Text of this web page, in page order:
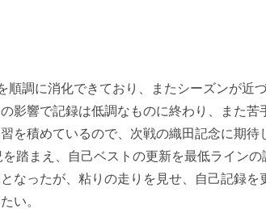
順調に消化できており、またシーズンが近
影響で記録は低調なものに終わり、また
を積めているので、次戦の織田記念に期待
踏まえ、自己ベストの更新を最低ラインの
なったが、粘りの走りを見せ、自己記録
い。